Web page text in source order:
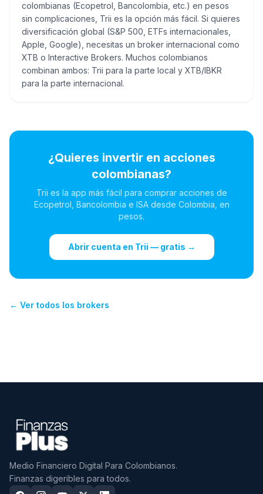
colombianas (Ecopetrol, Bancolombia, etc.) en pesos
sin complicaciones, Trii es la opción más fácil. Si quieres
diversificación global (S&P 500, ETFs internacionales,
Apple, Google), necesitas un broker internacional como
XTB o Interactive Brokers. Muchos colombianos
combinan ambos: Trii para la parte local y XTB/IBKR
para la parte internacional.
¿Quieres invertir en acciones
colombianas?
Trii es la app más fácil para comprar acciones de
Ecopetrol, Bancolombia e ISA desde Colombia, en
pesos.
Abrir cuenta en Trii — gratis →
← Ver todos los brokers
Medio Financiero Digital Para Colombianos.
Finanzas digeribles para todos.